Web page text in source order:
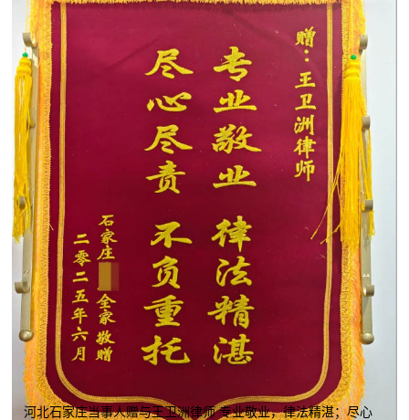
河北石家庄当事人赠与王卫洲律师 专业敬业，律法精湛；尽心